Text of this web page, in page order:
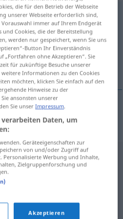
anklicken/antippen)
die für den Betrieb der Webseite
unserer Webseite erforderlich sind,
immer auf Ihrem Endgerät
Cookies, die der Bereitstellung
werden nur gespeichert, wenn Sie uns
Button Ihr Einverständnis
„Fortfahren ohne Akzeptieren“. Sie
für zukünftige Besuche unserer
Informationen zu den Cookies
möchten, klicken Sie einfach auf den
Hinweise zu der
ansonsten unserer
Sie unserImpressum.
Daten, um
Geräteeigenschaften zur
von und/oder Zugriff auf
Werbung und Inhalte,
Zielgruppenforschung und
Akzeptieren